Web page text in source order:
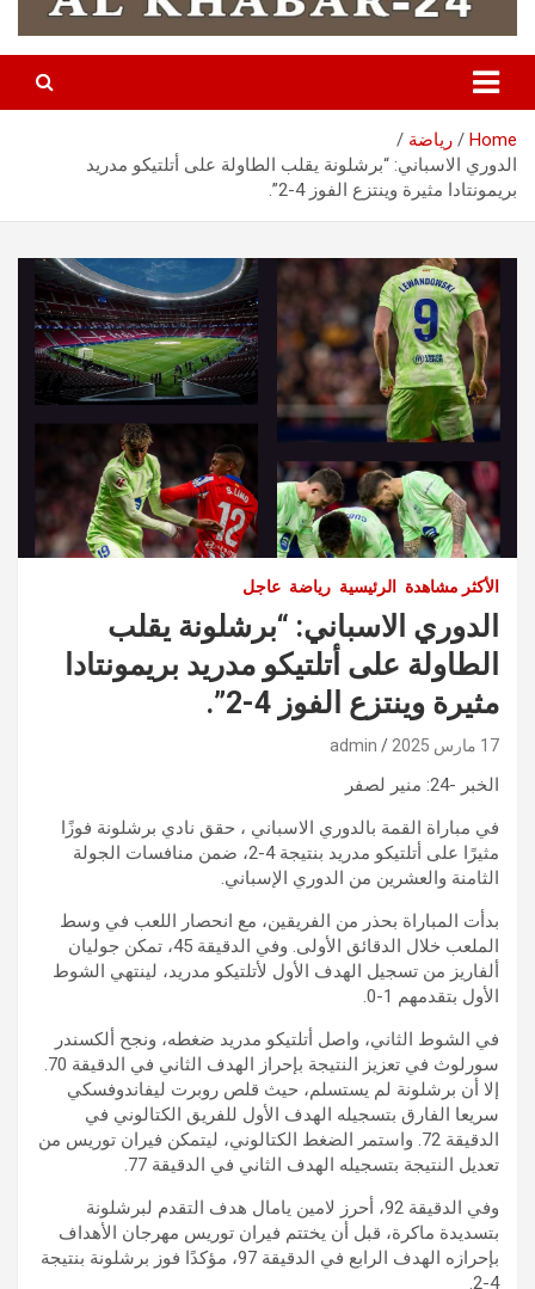
Home
رياضة
الدوري الاسباني: “برشلونة يقلب الطاولة على أتلتيكو مدريد
بريمونتادا مثيرة وينتزع الفوز 4-2”.
الأكثر مشاهدة الرئيسية رياضة عاجل
الدوري الاسباني: “برشلونة يقلب
الطاولة على أتلتيكو مدريد بريمونتادا
مثيرة وينتزع الفوز 4-2”.
17 مارس 2025 admin
الخبر -24: منير لصفر
في مباراة القمة بالدوري الاسباني ، حقق نادي برشلونة فوزًا
مثيرًا على أتلتيكو مدريد بنتيجة 4-2، ضمن منافسات الجولة
الثامنة والعشرين من الدوري الإسباني.
بدأت المباراة بحذر من الفريقين، مع انحصار اللعب في وسط
الملعب خلال الدقائق الأولى. وفي الدقيقة 45، تمكن جوليان
ألفاريز من تسجيل الهدف الأول لأتلتيكو مدريد، لينتهي الشوط
الأول بتقدمهم 1-0.
في الشوط الثاني، واصل أتلتيكو مدريد ضغطه، ونجح ألكسندر
سورلوث في تعزيز النتيجة بإحراز الهدف الثاني في الدقيقة 70.
إلا أن برشلونة لم يستسلم، حيث قلص روبرت ليفاندوفسكي
سريعا الفارق بتسجيله الهدف الأول للفريق الكتالوني في
الدقيقة 72. واستمر الضغط الكتالوني، ليتمكن فيران توريس من
تعديل النتيجة بتسجيله الهدف الثاني في الدقيقة 77.
وفي الدقيقة 92، أحرز لامين يامال هدف التقدم لبرشلونة
بتسديدة ماكرة، قبل أن يختتم فيران توريس مهرجان الأهداف
بإحرازه الهدف الرابع في الدقيقة 97، مؤكدًا فوز برشلونة بنتيجة
4-2.